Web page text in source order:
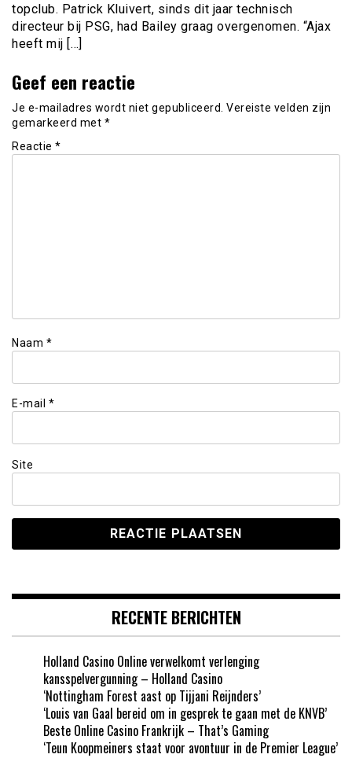
topclub. Patrick Kluivert, sinds dit jaar technisch
directeur bij PSG, had Bailey graag overgenomen. “Ajax
heeft mij […]
Geef een reactie
Je e-mailadres wordt niet gepubliceerd. Vereiste velden zijn
gemarkeerd met *
Reactie *
Naam *
E-mail *
Site
RECENTE BERICHTEN
Holland Casino Online verwelkomt verlenging
kansspelvergunning – Holland Casino
‘Nottingham Forest aast op Tijjani Reijnders’
‘Louis van Gaal bereid om in gesprek te gaan met de KNVB’
Beste Online Casino Frankrijk – That’s Gaming
‘Teun Koopmeiners staat voor avontuur in de Premier League’